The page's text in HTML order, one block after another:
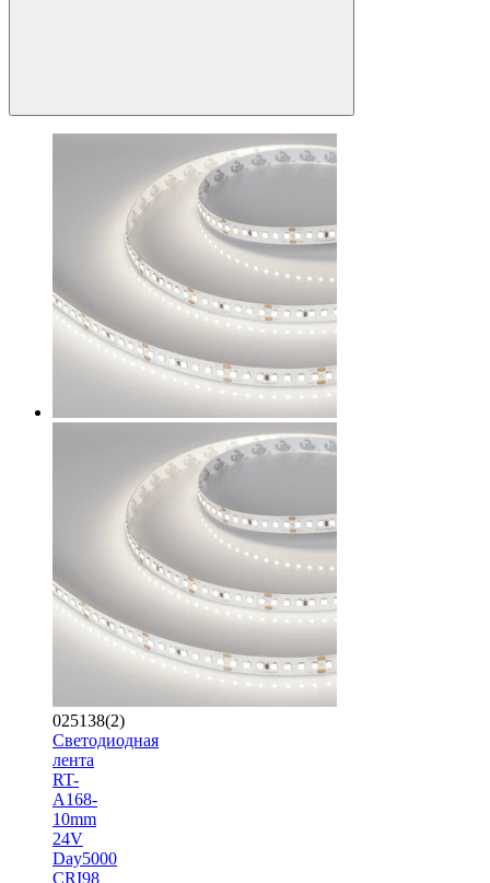
025138(2)
Светодиодная
лента
RT-
A168-
10mm
24V
Day5000
CRI98